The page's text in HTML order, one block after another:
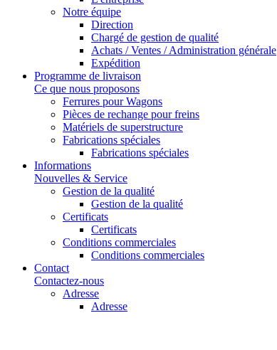
Notre équipe
Direction
Chargé de gestion de qualité
Achats / Ventes / Administration générale
Expédition
Programme de livraison
Ce que nous proposons
Ferrures pour Wagons
Pièces de rechange pour freins
Matériels de superstructure
Fabrications spéciales
Fabrications spéciales
Informations
Nouvelles & Service
Gestion de la qualité
Gestion de la qualité
Certificats
Certificats
Conditions commerciales
Conditions commerciales
Contact
Contactez-nous
Adresse
Adresse